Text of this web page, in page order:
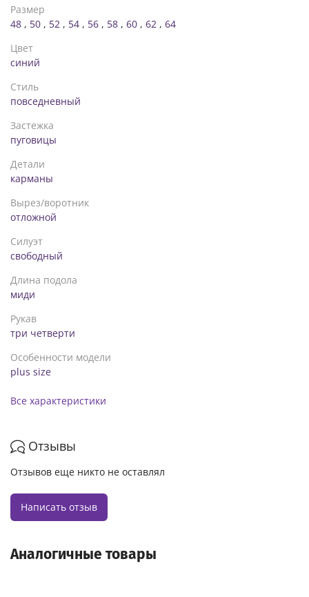
💗60-64
Грудь 138 см
Бедра 148 см
Длина изделия 128 см.
Ткань не тянется!!! Учитывайте запас, чтобы было
свободно.
Размер
48 , 50 , 52 , 54 , 56 , 58 , 60 , 62 , 64
Цвет
синий
Стиль
повседневный
Застежка
пуговицы
Детали
карманы
Вырез/воротник
отложной
Силуэт
свободный
Длина подола
миди
Рукав
три четверти
Особенности модели
plus size
Все характеристики
Отзывы
Отзывов еще никто не оставлял
Написать отзыв
Аналогичные товары